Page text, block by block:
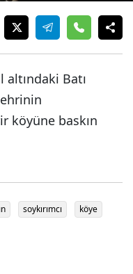
altındaki Batı
köyüne baskın
soykırımcı
köye